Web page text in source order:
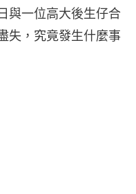
與一位高大後生仔合
失，究竟發生什麼事